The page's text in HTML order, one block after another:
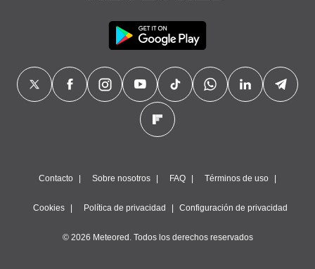
Contacto Sobre nosotros FAQ Términos de uso
Cookies Política de privacidad Configuración de privacidad
© 2026 Meteored. Todos los derechos reservados